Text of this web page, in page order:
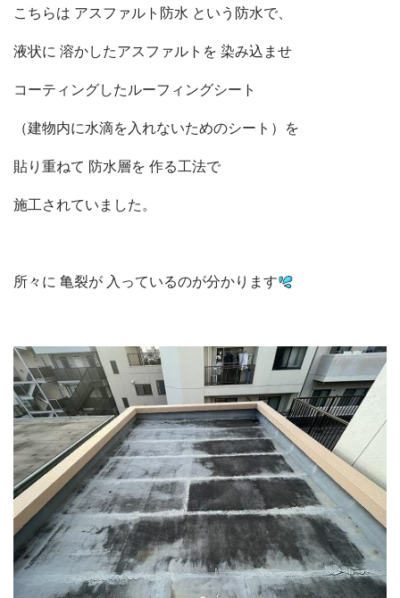
こちらは アスファルト防水 という防水で、
液状に 溶かしたアスファルトを 染み込ませ
コーティングした ルーフィングシート
（建物内に水滴を入れないためのシート）を
貼り重ねて 防水層を 作る工法で
施工されていました。
所々に 亀裂が 入っているのが分かります